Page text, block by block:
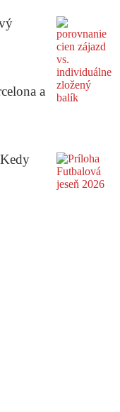
a